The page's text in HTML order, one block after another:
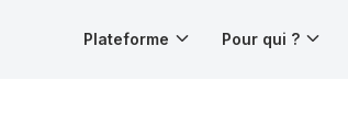
Plateforme Pour qui ?